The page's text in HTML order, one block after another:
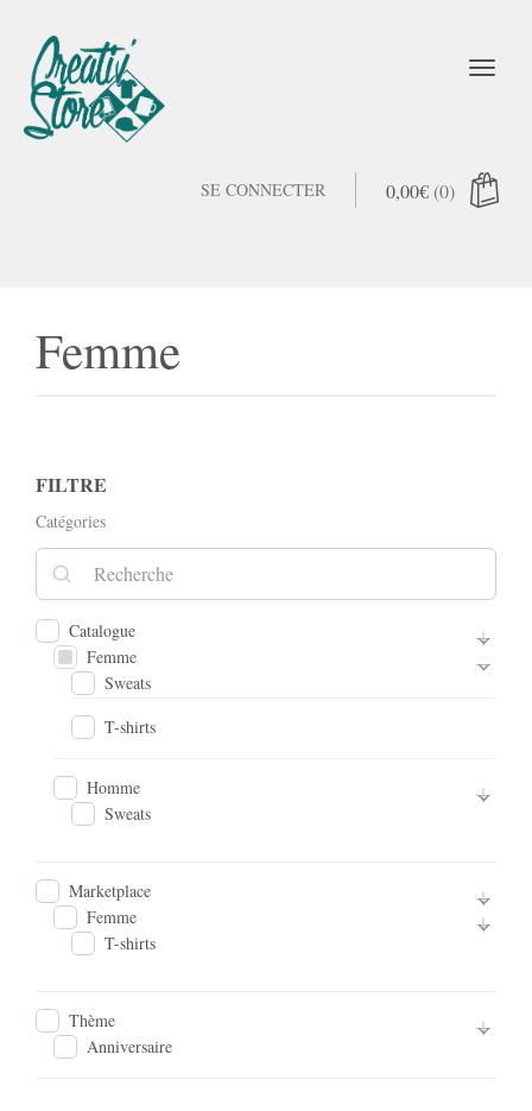
0,00€ (0)
SE CONNECTER
Femme
FILTRE
Catégories
Catalogue
Femme
Sweats
T-shirts
Homme
Sweats
Marketplace
Femme
T-shirts
Thème
Anniversaire